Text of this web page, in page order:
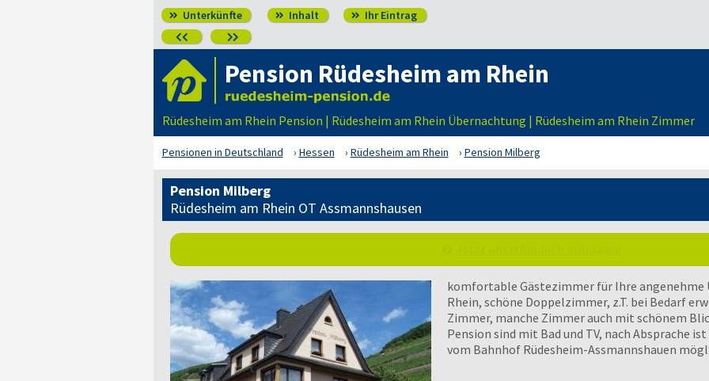
 Unterkünfte  Inhalt  Ihr Eintrag
 
Pension Rüdesheim am Rhein
Rüdesheim am Rhein Pension | Rüdesheim am Rhein Übernachtung | Rüdesheim am Rhein Zimmer
Pensionen in Deutschland Hessen Rüdesheim am Rhein Pension Milberg
Pension Milberg
Rüdesheim am Rhein OT Assmannshausen
komfortable Gästezimmer für Ihre angenehme
Rhein, schöne Doppelzimmer, z.T. bei Bedarf
Zimmer, manche Zimmer auch mit schönem
Pension sind mit Bad und TV, nach Absprache
vom Bahnhof Rüdesheim-Assmannshauen